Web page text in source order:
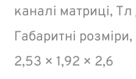
каналі матриці, Тл
Габаритні
2,53 × 1,92 × 2,6